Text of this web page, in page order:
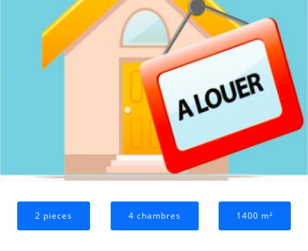
2 pieces 4 chambres 1400 m²